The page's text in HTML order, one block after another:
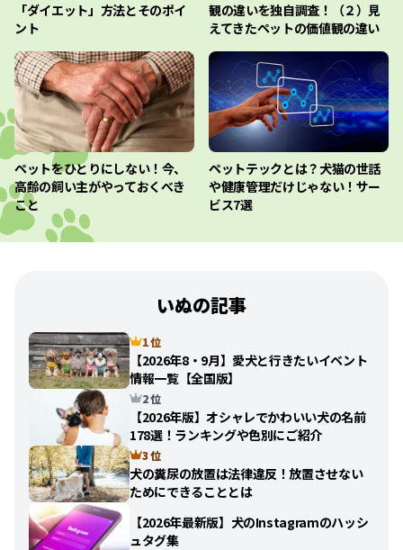
「ダイエット」方法とそのポイ
ント
観の違いを独自調査！（２）見
えてきたペットの価値観の違い
ペットをひとりにしない！今、
高齢の飼い主がやっておくべき
こと
ペットテックとは？犬猫の世話
や健康管理だけじゃない！サー
ビス7選
いぬの記事
1 位
【2026年8・9月】愛犬と行きたいイベント
情報一覧【全国版】
2 位
【2026年版】オシャレでかわいい犬の名前
178選！ランキングや色別にご紹介
3 位
犬の糞尿の放置は法律違反！放置させない
ためにできることとは
【2026年最新版】犬のInstagramのハッシ
ュタグ集